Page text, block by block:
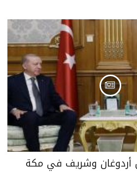
أردوغان وشريف في مكة